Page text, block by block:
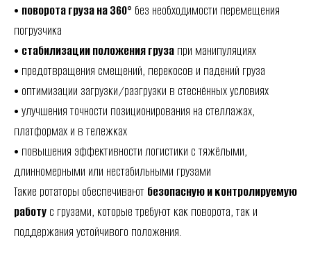
• поворота груза на 360° без необходимости перемещения
погрузчика
• стабилизации положения груза при манипуляциях
• предотвращения смещений, перекосов и падений груза
• оптимизации загрузки/разгрузки в стеснённых условиях
• улучшения точности позиционирования на стеллажах,
платформах и в тележках
• повышения эффективности логистики с тяжёлыми,
длинномерными или нестабильными грузами
Такие ротаторы обеспечивают безопасную и контролируемую
работу с грузами, которые требуют как поворота, так и
поддержания устойчивого положения.